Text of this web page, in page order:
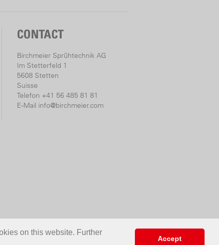
on this website. Further
Accept
CONTACT
Birchmeier Sprühtechnik AG
Im Stetterfeld 1
5608 Stetten
Suisse
Telefon +41 56 485 81 81
E-Mail info@birchmeier.com